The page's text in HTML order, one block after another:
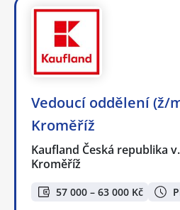
Vedoucí oddělení (ž/
Kroměříž
Kaufland Česká republika
Kroměříž
57 000 – 63 000 Kč